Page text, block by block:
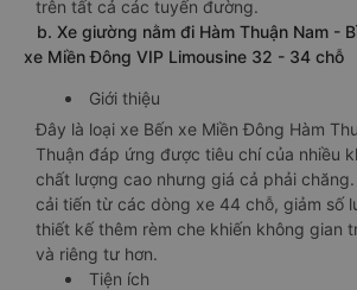
trên tất cả các tuyến đường.
b. Xe giường nằm đi Hàm Thuận Nam -
xe Miền Đông VIP Limousine 32 - 34 chỗ
Giới thiệu
Đây là loại xe Bến xe Miền Đông Hàm
Thuận đáp ứng được tiêu chí của nhiều
chất lượng cao nhưng giá cả phải
cải tiến từ các dòng xe 44 chỗ, giảm số
thiết kế thêm rèm che khiến không gian
và riêng tư hơn.
Tiện ích